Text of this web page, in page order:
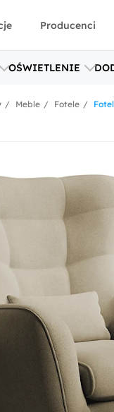
OŚWIETLENIE
Producenci
Fotele
Meble